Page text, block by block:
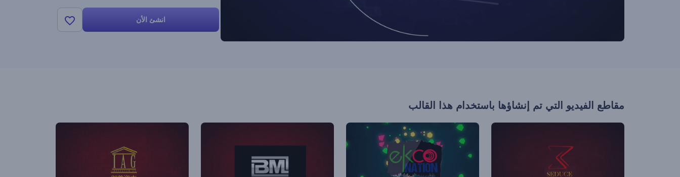
انشئ الأن
مقاطع الفيديو التي تم إنشاؤها باستخدام هذا القالب